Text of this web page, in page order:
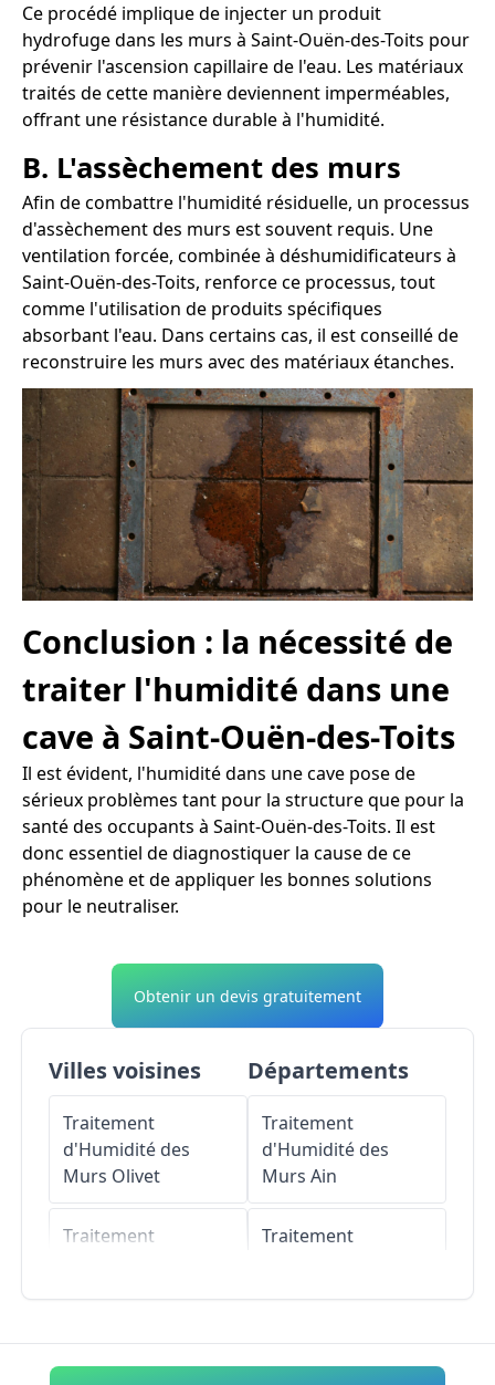
Ce procédé implique de injecter un produit
hydrofuge dans les murs à Saint-Ouën-des-Toits pour
prévenir l'ascension capillaire de l'eau. Les matériaux
traités de cette manière deviennent imperméables,
offrant une résistance durable à l'humidité.
B. L'assèchement des murs
Afin de combattre l'humidité résiduelle, un processus
d'assèchement des murs est souvent requis. Une
ventilation forcée, combinée à déshumidificateurs à
Saint-Ouën-des-Toits, renforce ce processus, tout
comme l'utilisation de produits spécifiques
absorbant l'eau. Dans certains cas, il est conseillé de
reconstruire les murs avec des matériaux étanches.
Conclusion : la nécessité de
traiter l'humidité dans une
cave à Saint-Ouën-des-Toits
Il est évident, l'humidité dans une cave pose de
sérieux problèmes tant pour la structure que pour la
santé des occupants à Saint-Ouën-des-Toits. Il est
donc essentiel de diagnostiquer la cause de ce
phénomène et de appliquer les bonnes solutions
pour le neutraliser.
Obtenir un devis gratuitement
Villes voisines
Traitement
d'Humidité des
Murs Olivet
Traitement
Traitement
Départements
Traitement
d'Humidité des
Murs Ain
Traitement
Traitement
d'Humidité des